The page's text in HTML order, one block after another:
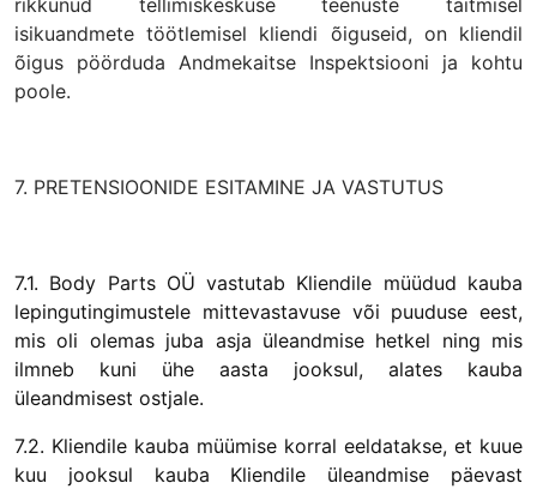
rikkunud tellimiskeskuse teenuste täitmisel
isikuandmete töötlemisel kliendi õiguseid, on kliendil
õigus pöörduda Andmekaitse Inspektsiooni ja kohtu
poole.
7. PRETENSIOONIDE ESITAMINE JA VASTUTUS
7.1. Body Parts OÜ vastutab Kliendile müüdud kauba
lepingutingimustele mittevastavuse või puuduse eest,
mis oli olemas juba asja üleandmise hetkel ning mis
ilmneb kuni ühe aasta jooksul, alates kauba
üleandmisest ostjale.
7.2. Kliendile kauba müümise korral eeldatakse, et kuue
kuu jooksul kauba Kliendile üleandmise päevast